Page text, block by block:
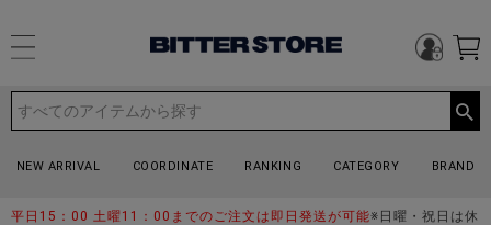
NEW ARRIVAL COORDINATE RANKING CATEGORY BRAND
平日15：00 土曜11：00までのご注文は即日発送が可能※日曜・祝日は休